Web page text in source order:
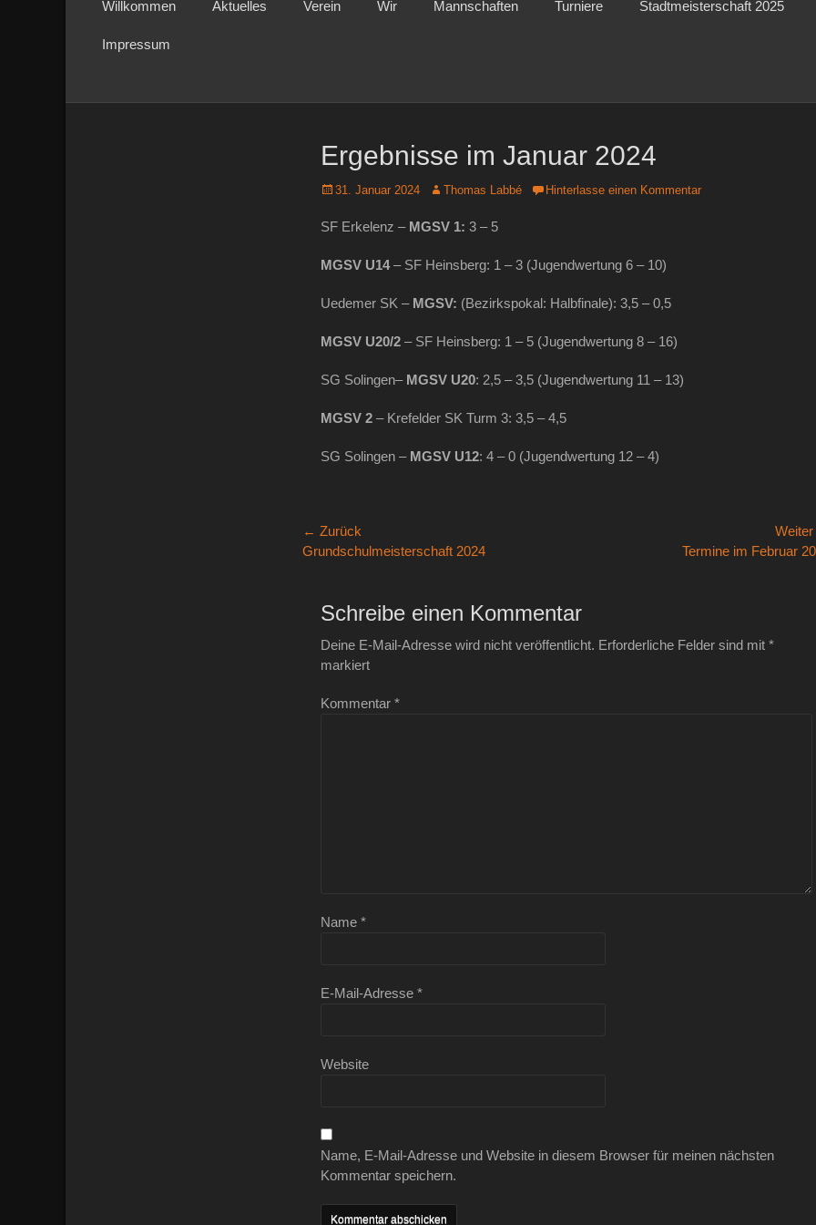
Inhalt
springen
Willkommen Aktuelles Verein Wir Mannschaften Turniere Stadtmeisterschaft 2025
Impressum
Ergebnisse im Januar 2024
Posted
31. Januar 2024 AutorThomas Labbé Hinterlasse einen Kommentar
SF Erkelenz – MGSV 1: 3 – 5
MGSV U14– SF Heinsberg: 1 – 3 (Jugendwertung 6 – 10)
Uedemer SK – MGSV: (Bezirkspokal: Halbfinale): 3,5 – 0,5
MGSV U20/2 – SF Heinsberg: 1 – 5 (Jugendwertung 8 – 16)
SG Solingen– MGSV U20: 2,5 – 3,5 (Jugendwertung 11 – 13)
MGSV 2 – Krefelder SK Turm 3: 3,5 – 4,5
SG Solingen – MGSV U12: 4 – 0 (Jugendwertung 12 – 4)
Beitragsnavigation
← Zurück
Vorheriger
Grundschulmeisterschaft 2024 Termine im Februar
Schreibe einen Kommentar
Deine E-Mail-Adresse wird nicht veröffentlicht. Erforderliche Felder sind mit *
markiert
Kommentar *
Name *
E-Mail-Adresse *
Website
Name, E-Mail-Adresse und Website in diesem Browser für meinen nächsten
Kommentar speichern.